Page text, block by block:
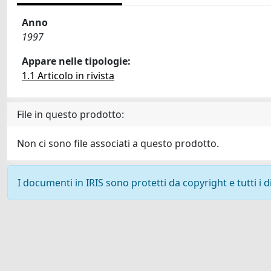
Anno
1997
Appare nelle tipologie:
1.1 Articolo in rivista
File in questo prodotto:
Non ci sono file associati a questo prodotto.
I documenti in IRIS sono protetti da copyright e tutti i